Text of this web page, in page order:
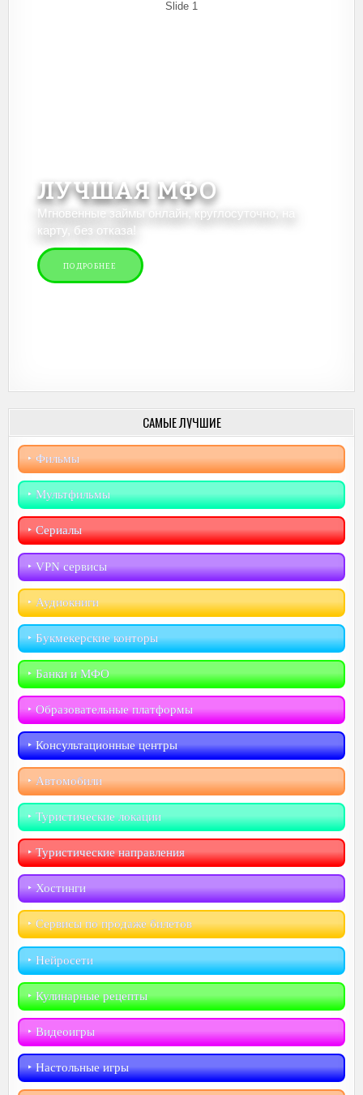
Slide 1
ЛУЧШАЯ МФО
Мгновенные займы онлайн, круглосуточно, на
карту, без отказа!
ПОДРОБНЕЕ
САМЫЕ ЛУЧШИЕ
‣︎ Фильмы
‣︎ Мультфильмы
‣︎ Сериалы
‣︎ VPN сервисы
‣︎ Аудиокниги
‣︎ Букмекерские конторы
‣︎ Банки и МФО
‣︎ Образовательные платформы
‣︎ Консультационные центры
‣︎ Автомобили
‣︎ Туристические локации
‣︎ Туристические направления
‣︎ Хостинги
‣︎ Сервисы по продаже билетов
‣︎ Нейросети
‣︎ Кулинарные рецепты
‣︎ Видеоигры
‣︎ Настольные игры